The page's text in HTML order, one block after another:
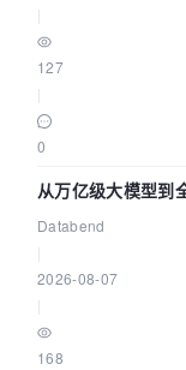
127
0
从万亿级大模型
企业构建全链路
Databend
2026-08-07
168